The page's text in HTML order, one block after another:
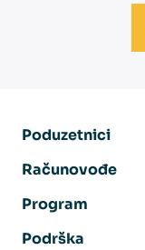
Poduzetnici
Računovođe
Program
Podrška